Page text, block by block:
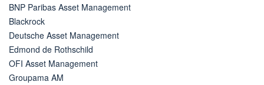
BNP Paribas Asset Management
Blackrock
Deutsche Asset Management
Edmond de Rothschild
OFI Asset Management
Groupama AM